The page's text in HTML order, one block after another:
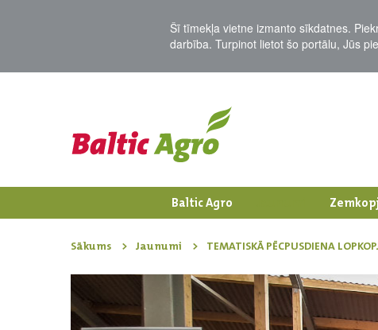
Šī tīmekļa vietne izmanto sīkdatnes.
darbība. Turpinot lietot šo portālu, Jūs
Baltic Agro
Sākums Jaunumi TEMATISKĀ PĒCPUSDIENA